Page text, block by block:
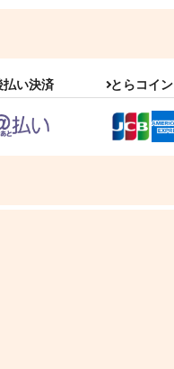
払い決済 とらコイン